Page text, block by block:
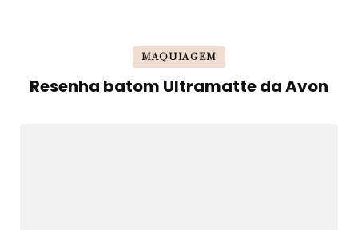
MAQUIAGEM
Resenha batom Ultramatte da Avon